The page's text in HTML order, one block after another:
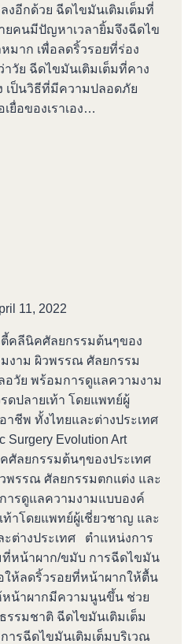
งอีกด้วย ฉีดไขมันเติมเต็มที่
ยคนมีปัญหาเวลายิ้มจึงฉีดไข
มาก เพื่อลดริ้วรอยที่ร่อง
วัย ฉีดไขมันเติมเต็มที่คาง
เป็นวิธีที่มีความปลอดภัย
ยื่อของเราเอง…
11, 2022
ตี้คลีนิคศัลยกรรมต้นๆของ
งาม ผิวพรรณ ศัลยกรรม
อวัย พร้อมการดูแลความงาม
ดปลายเท้า โดยแพทย์ผู้
ชีพ ทั้งไทยและต่างประเทศ
Surgery Evolution Art
ศัลยกรรมต้นๆของประเทศ
รรณ ศัลยกรรมตกแต่ง และ
ารดูแลความงามแบบองค์
ท้าโดยแพทย์ผู้เชี่ยวชาญ และ
ต่างประเทศ ตำแหน่งการ
หน้าผาก/ขมับ การฉีดไขมัน
ให้ลดริ้วรอยที่หน้าผากให้ตื้น
น้าผากมีความนูนขึ้น ช่วย
รมชาติ ฉีดไขมันเติมเต็ม
ารฉีดไขมันเติมเต็มบริเวณ